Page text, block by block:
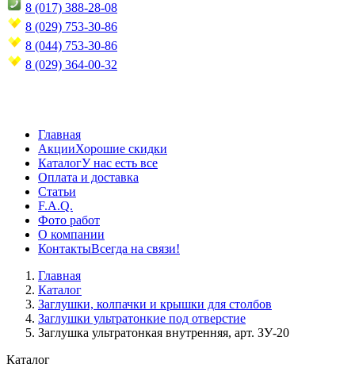
8 (017) 388-28-08
8 (029) 753-30-86
8 (044) 753-30-86
8 (029) 364-00-32
Главная
АкцииХорошие скидки
КаталогУ нас есть все
Оплата и доставка
Статьи
F.A.Q.
Фото работ
О компании
КонтактыВсегда на связи!
Главная
Каталог
Заглушки, колпачки и крышки для столбов
Заглушки ультратонкие под отверстие
Заглушка ультратонкая внутренняя, арт. ЗУ-20
Каталог